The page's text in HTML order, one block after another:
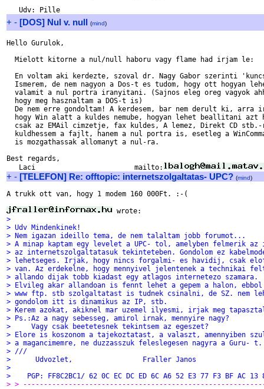
+ - [DOS] Nul v. null (mind)
Hello Gurulok,
  Mielott kitorne a nul/null haboru vagy flame had irjam le:
En voltam aki kerdezte, szoval dr. Nagy Gabor szerinti
Ismerem, de nem nagyon a Dos-t es tudom, hogy ott hogyan
valamit a nul portra iranyitani. (Sajnos eleg oreg vagyok
  hogy meg hasznaltam a DOS-t is)
De nem erre gondoltam! A kerdesem, bar nem derult ki, arra
hogy Win alatt a kuldes nemube, hogyan lehet beallitani azt
csak az EMAil cimzetje, fax kuldes, A lemez, Direkt CD stb.-
kuldhessem a fajlt, hanem a nul portra is, esetleg a
  is mozgathassak allomanyt a nul-ra.
Best regards,
   Laci                        mailto:
+ - [TELEFON] Re: offtopic: internetszolgaltatas- UPC? (mind)
A trukk ott van, hogy 1 modem 160 000Ft. :-(
>
> Udv Mindenkinek!
> Nem igazan ideillo tema, de nem talaltam jobb forumot...
> A minap kaptam egy levelet a UPC- tol, amelyben felmerik az
> az internetszolgaltatasuk tekinteteben. Gondolom ez
> lehetseges. Irjak, hogy nincs forgalmi- es havidij, csak
> van. Az erdekelne, hogy mennyivel jelentenek a technikai
> allando dijak tobb kiadast egy atlagos internetezo szamara.
> Elvileg akar allandoan is fennt lehet a gepem a halon,
> www ftp. stb szolgaltatast is tudnek csinalni, de SZ. nem
> gondolom itt is dinamikus az IP, stb.
> Kerem azokat, akiknel mar uzemel ilyesmi, irjak meg
> Ps.:Az a nagy sebesseg, amirol irnak, mennyire nagy?
>     Vagy csak beetetesnek tekintsem az egeszet?
> Elore is koszonom a tajekoztatast, a valaszt, amennyiben
> a magancimemre, ne duzzasszuk feleslegesen nagyra a Guru- t.
> ///
>      Udvozlet,                 Fraller Janos
>
>    PGP: FF8C2BC1/ 62 0C EC DC ED 6C A6 52 E3 77 F3 BF AC 13
> >